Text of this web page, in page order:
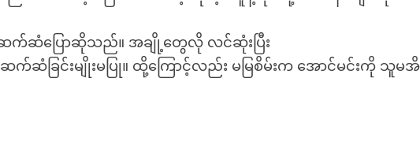
ဆက်ဆံပြောဆိုသည်။ အချို့တွေလို လင်ဆုံးပြီး
ဆံခြင်းမျိုးမပြု။ ထို့ကြောင့်လည်း မမြစိမ်းက အောင်မင်းကို သူမ